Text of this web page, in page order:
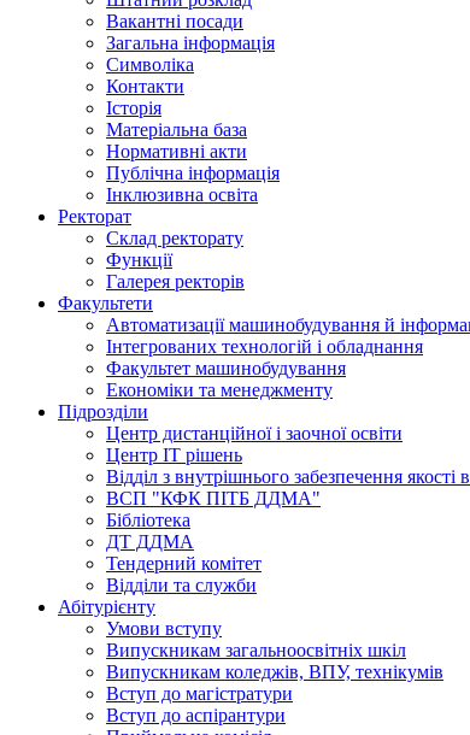
Вакантні посади
Загальна інформація
Символіка
Контакти
Історія
Матеріальна база
Нормативні акти
Публічна інформація
Інклюзивна освіта
Ректорат
Склад ректорату
Функції
Галерея ректорів
Факультети
Автоматизації машинобудування й
Інтегрованих технологій і обладнання
Факультет машинобудування
Економіки та менеджменту
Підрозділи
Центр дистанційної і заочної освіти
Центр ІТ рішень
Відділ з внутрішнього забезпечення якості
ВСП "КФК ПІТБ ДДМА"
Бібліотека
ДТ ДДМА
Тендерний комітет
Відділи та служби
Абітурієнту
Умови вступу
Випускникам загальноосвітніх шкіл
Випускникам коледжів, ВПУ, технікумів
Вступ до магістратури
Вступ до аспірантури